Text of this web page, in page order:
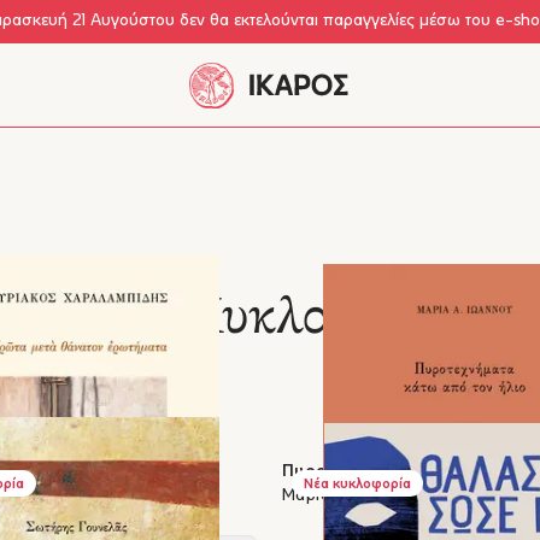
21 Αυγούστου δεν θα εκτελούνται παραγγελίες μέσω του e-
Νέες Κυκλοφορίες
ερωτήματα
Νέα κυκλοφορία
Πυροτεχνήματα κάτω από τον
Μαρία Α. Ιωάννου